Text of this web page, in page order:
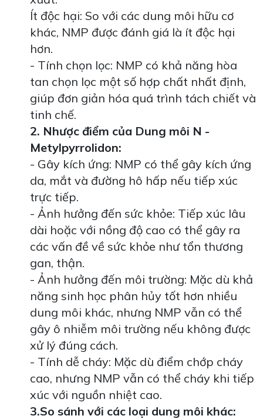
Ít độc hại: So với các dung môi hữu cơ
khác, NMP được đánh giá là ít độc hại
hơn.
- Tính chọn lọc: NMP có khả năng hòa
tan chọn lọc một số hợp chất nhất định,
giúp đơn giản hóa quá trình tách chiết và
tinh chế.
2. Nhược điểm của Dung môi N -
Metylpyrrolidon:
- Gây kích ứng: NMP có thể gây kích ứng
da, mắt và đường hô hấp nếu tiếp xúc
trực tiếp.
- Ảnh hưởng đến sức khỏe: Tiếp xúc lâu
dài hoặc với nồng độ cao có thể gây ra
các vấn đề về sức khỏe như tổn thương
gan, thận.
- Ảnh hưởng đến môi trường: Mặc dù khả
năng sinh học phân hủy tốt hơn nhiều
dung môi khác, nhưng NMP vẫn có thể
gây ô nhiễm môi trường nếu không được
xử lý đúng cách.
- Tính dễ cháy: Mặc dù điểm chớp cháy
cao, nhưng NMP vẫn có thể cháy khi tiếp
xúc với nguồn nhiệt cao.
3.So sánh với các loại dung môi khác: